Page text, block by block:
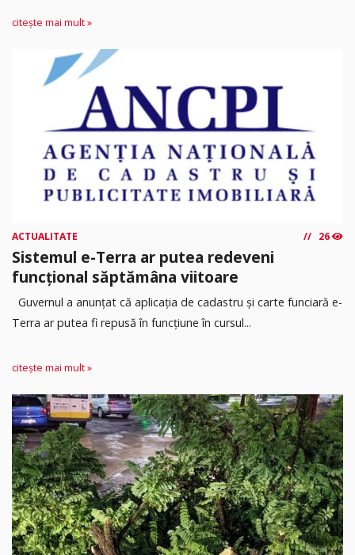
citește mai mult »
ACTUALITATE 26
Sistemul e-Terra ar putea redeveni
funcțional săptămâna viitoare
Guvernul a anunțat că aplicația de cadastru și carte funciară e-
Terra ar putea fi repusă în funcțiune în cursul...
citește mai mult »